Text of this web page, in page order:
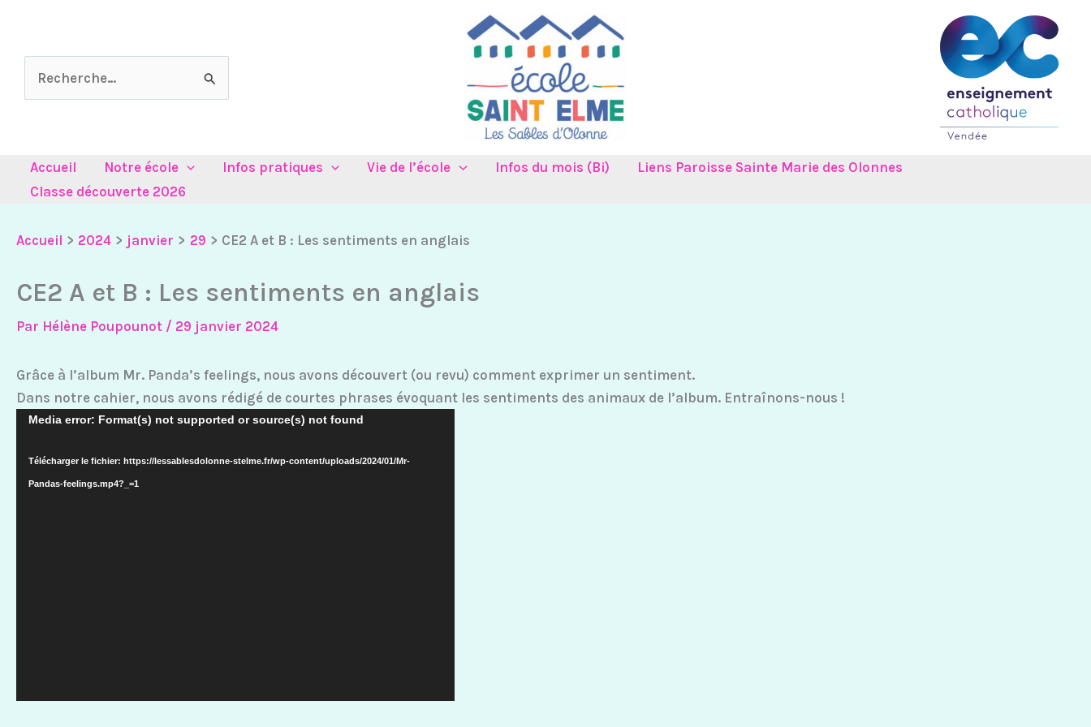
contenu
Rechercher :
Accueil Notre école Infos pratiques Vie de l’école Infos du mois (Bi)
Liens Paroisse Sainte Marie des Olonnes
Classe découverte 2026
Accueil 2024 janvier 29 CE2 A et B : Les sentiments en anglais
CE2 A et B : Les sentiments en anglais
Par Hélène Poupounot / 29 janvier 2024
Grâce à l’album Mr. Panda’s feelings, nous avons découvert (ou revu) comment exprimer un sentiment.
Dans notre cahier, nous avons rédigé de courtes phrases évoquant les sentiments des animaux de l’album. Entraînons-nous !
Lecteur
Media error: Format(s) not supported or source(s) not found
Télécharger le fichier: https://lessablesdolonne-stelme.fr/wp-content/uploads/2024/01/Mr-
Pandas-feelings.mp4?_=1